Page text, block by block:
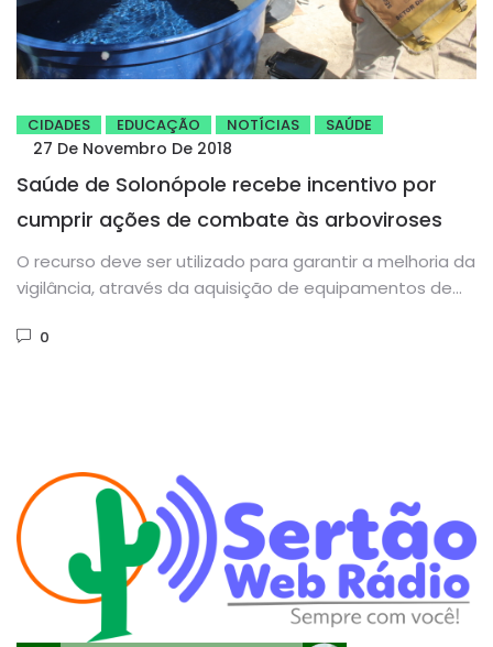
CIDADES EDUCAÇÃO NOTÍCIAS SAÚDE
27 De Novembro De 2018
Saúde de Solonópole recebe incentivo por
cumprir ações de combate às arboviroses
O recurso deve ser utilizado para garantir a melhoria da
vigilância, através da aquisição de equipamentos de
0